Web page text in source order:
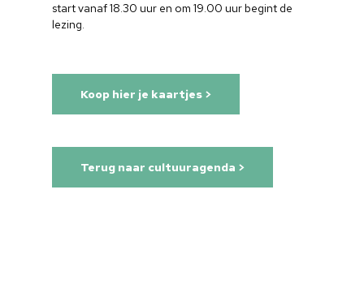
start vanaf 18.30 uur en om 19.00 uur begint de
lezing.
Koop hier je kaartjes >
Terug naar cultuuragenda >